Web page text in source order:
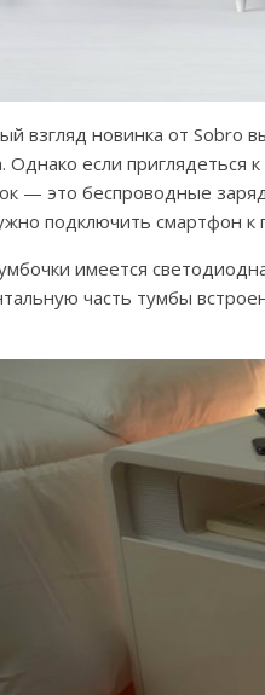
взгляд новинка от Sobro
Однако если приглядеться
— это беспроводные
подключить смартфон к
имеется
часть тумбы